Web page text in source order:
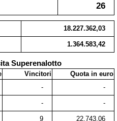
26
18.227.362,03
1.364.583,42
Superenalotto
Vincitori
Quota in euro
- -
- -
9 22.743,06